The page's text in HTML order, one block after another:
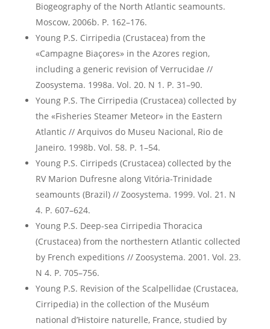
Biogeography of the North Atlantic seamounts.
Moscow, 2006b. P. 162–176.
Young P.S. Cirripedia (Crustacea) from the
«Campagne Biaçores» in the Azores region,
including a generic revision of Verrucidae //
Zoosystema. 1998a. Vol. 20. N 1. P. 31–90.
Young P.S. The Cirripedia (Crustacea) collected by
the «Fisheries Steamer Meteor» in the Eastern
Atlantic // Arquivos do Museu Nacional, Rio de
Janeiro. 1998b. Vol. 58. P. 1–54.
Young P.S. Cirripeds (Crustacea) collected by the
RV Marion Dufresne along Vitória-Trinidade
seamounts (Brazil) // Zoosystema. 1999. Vol. 21. N
4. P. 607–624.
Young P.S. Deep-sea Cirripedia Thoracica
(Crustacea) from the northestern Atlantic collected
by French expeditions // Zoosystema. 2001. Vol. 23.
N 4. P. 705–756.
Young P.S. Revision of the Scalpellidae (Crustacea,
Cirripedia) in the collection of the Muséum
national d’Histoire naturelle, France, studied by